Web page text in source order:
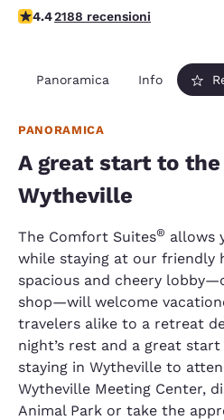
Valutazione di 4.41 stelle. Ottimo.
4.42188 recensioni
Panoramica Info
PANORAMICA
A great start to the
Wytheville
The Comfort Suites® allows
while staying at our friendly
spacious and cheery
shop—will welcome
travelers alike to a retreat
night’s rest and a great
staying in Wytheville to
Wytheville Meeting Center,
Animal Park or take the